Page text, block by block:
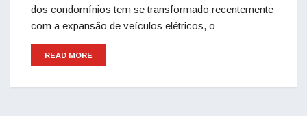
dos condomínios tem se transformado recentemente
com a expansão de veículos elétricos, o
READ MORE